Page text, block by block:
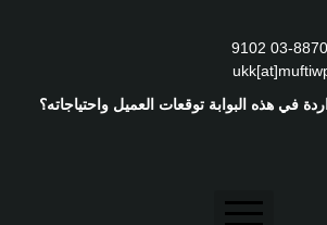
في هذه البوابة توقعات العميل واحتياجاته؟